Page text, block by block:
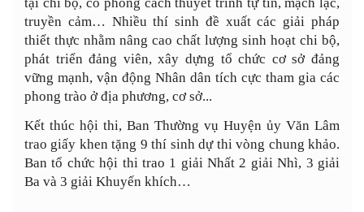
truyền cảm… Nhiều thí sinh đề xuất các giải pháp
thiết thực nhằm nâng cao chất lượng sinh hoạt chi bộ,
phát triển đảng viên, xây dựng tổ chức cơ sở đảng
vững mạnh, vận động Nhân dân tích cực tham gia các
phong trào ở địa phương, cơ sở...
Kết thúc hội thi, Ban Thường vụ Huyện ủy Văn Lâm
trao giấy khen tặng 9 thí sinh dự thi vòng chung khảo.
Ban tổ chức hội thi trao 1 giải Nhất 2 giải Nhì, 3 giải
Ba và 3 giải Khuyến khích…